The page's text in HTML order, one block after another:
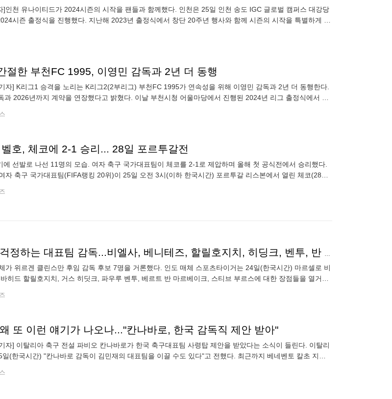
]인천 유나이티드가 2024시즌의 시작을 팬들과 함께했다. 인천은 25일 인천 송도 IGC 글로벌 캠퍼스 대강당
시즌 출정식을 진행했다. 지난해 2023년 출정식에서 창단 20주년 행사와 함께 시즌의 시작을 특별하게 맞
절한 부천FC 1995, 이영민 감독과 2년 더 동행
자] K리그1 승격을 노리는 K리그2(2부리그) 부천FC 1995가 연속성을 위해 이영민 감독과 2년 더 동행한다.
과 2026년까지 계약을 연장했다고 밝혔다. 이날 부천시청 어울마당에서 진행된 2024년 리그 출정식에서 이
벨호, 체코에 2-1 승리... 28일 포르투갈전
국가대표팀이 체코를 2-1로 제압하며 올해 첫 공식전에서 승리했다.
자 축구 국가대표팀(FIFA랭킹 20위)이 25일 오전 3시(이하 한국시간) 포르투갈 리스본에서 열린 체코(28위)
해외 매체가 더 걱정하는 대표팀 감독...비엘사, 베니테즈, 할릴호지치, 히딩크, 벤투, 반 마르베이크, 브루스 거론
가 위르겐 클린스만 후임 감독 후보 7명을 거론했다. 인도 매체 스포츠타이거는 24일(한국시간) 마르셀로 비
히드 할릴호지치, 거스 히딧크, 파우루 벤투, 베르트 반 마르베이크, 스티브 부르스에 대한 장점들을 열거했
또 이런 얘기가 나오나..."칸나바로, 한국 감독직 제안 받아"
자] 이탈리아 축구 전설 파비오 칸나바로가 한국 축구대표팀 사령탑 제안을 받았다는 소식이 들린다. 이탈리
(한국시간) "칸나바로 감독이 김민재의 대표팀을 이끌 수도 있다"고 전했다. 최근까지 베네벤토 칼초 지휘